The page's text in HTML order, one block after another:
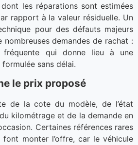
les réparations sont estimées
rapport à la valeur résiduelle. Un
pour des défauts majeurs
demandes de rachat :
fréquente qui donne lieu à une
sans délai.
le prix proposé
de la cote du modèle, de l’état
kilométrage et de la demande en
Certaines références rares
font monter l’offre, car le véhicule